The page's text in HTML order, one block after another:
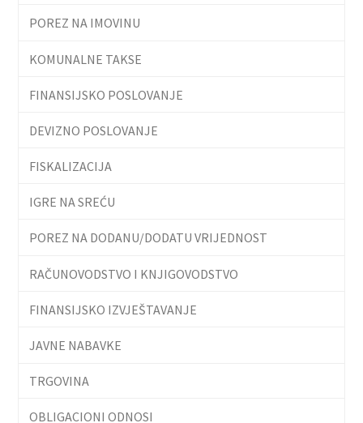
POREZ NA IMOVINU
KOMUNALNE TAKSE
FINANSIJSKO POSLOVANJE
DEVIZNO POSLOVANJE
FISKALIZACIJA
IGRE NA SREĆU
POREZ NA DODANU/DODATU VRIJEDNOST
RAČUNOVODSTVO I KNJIGOVODSTVO
FINANSIJSKO IZVJEŠTAVANJE
JAVNE NABAVKE
TRGOVINA
OBLIGACIONI ODNOSI